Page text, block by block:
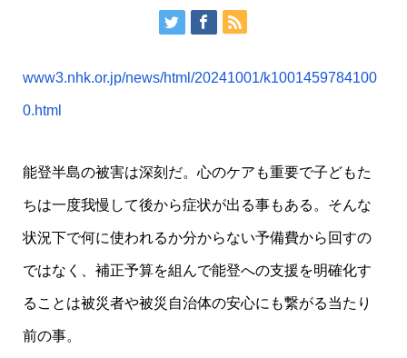
www3.nhk.or.jp/news/html/20241001/k1001459784100
0.html
能登半島の被害は深刻だ。心のケアも重要で子どもた
ちは一度我慢して後から症状が出る事もある。そんな
状況下で何に使われるか分からない予備費から回すの
ではなく、補正予算を組んで能登への支援を明確化す
ることは被災者や被災自治体の安心にも繋がる当たり
前の事。